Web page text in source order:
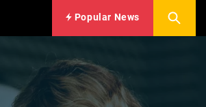
Popular News